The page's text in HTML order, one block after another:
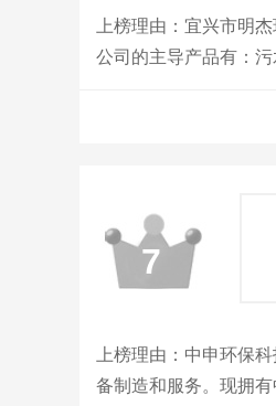
上榜理由：宜兴市明
公司的主导产品有：
冶金、医药、食品、
7
上榜理由：中申环保
备制造和服务。现拥